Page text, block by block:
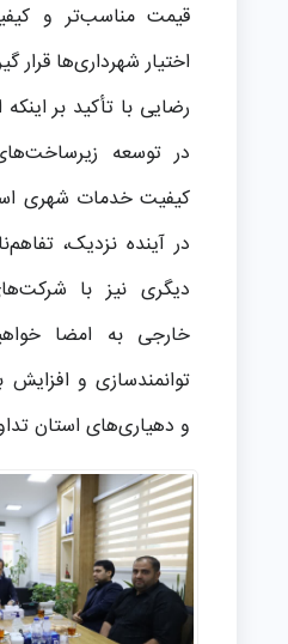
قیمت مناسب‌تر و
اختیار شهرداری‌ها قرار
رضایی با تأکید بر
در توسعه
کیفیت خدمات شهری
در آینده نزدیک،
دیگری نیز با
خارجی به امضا
توانمندسازی و افزایش
و دهیاری‌های استان